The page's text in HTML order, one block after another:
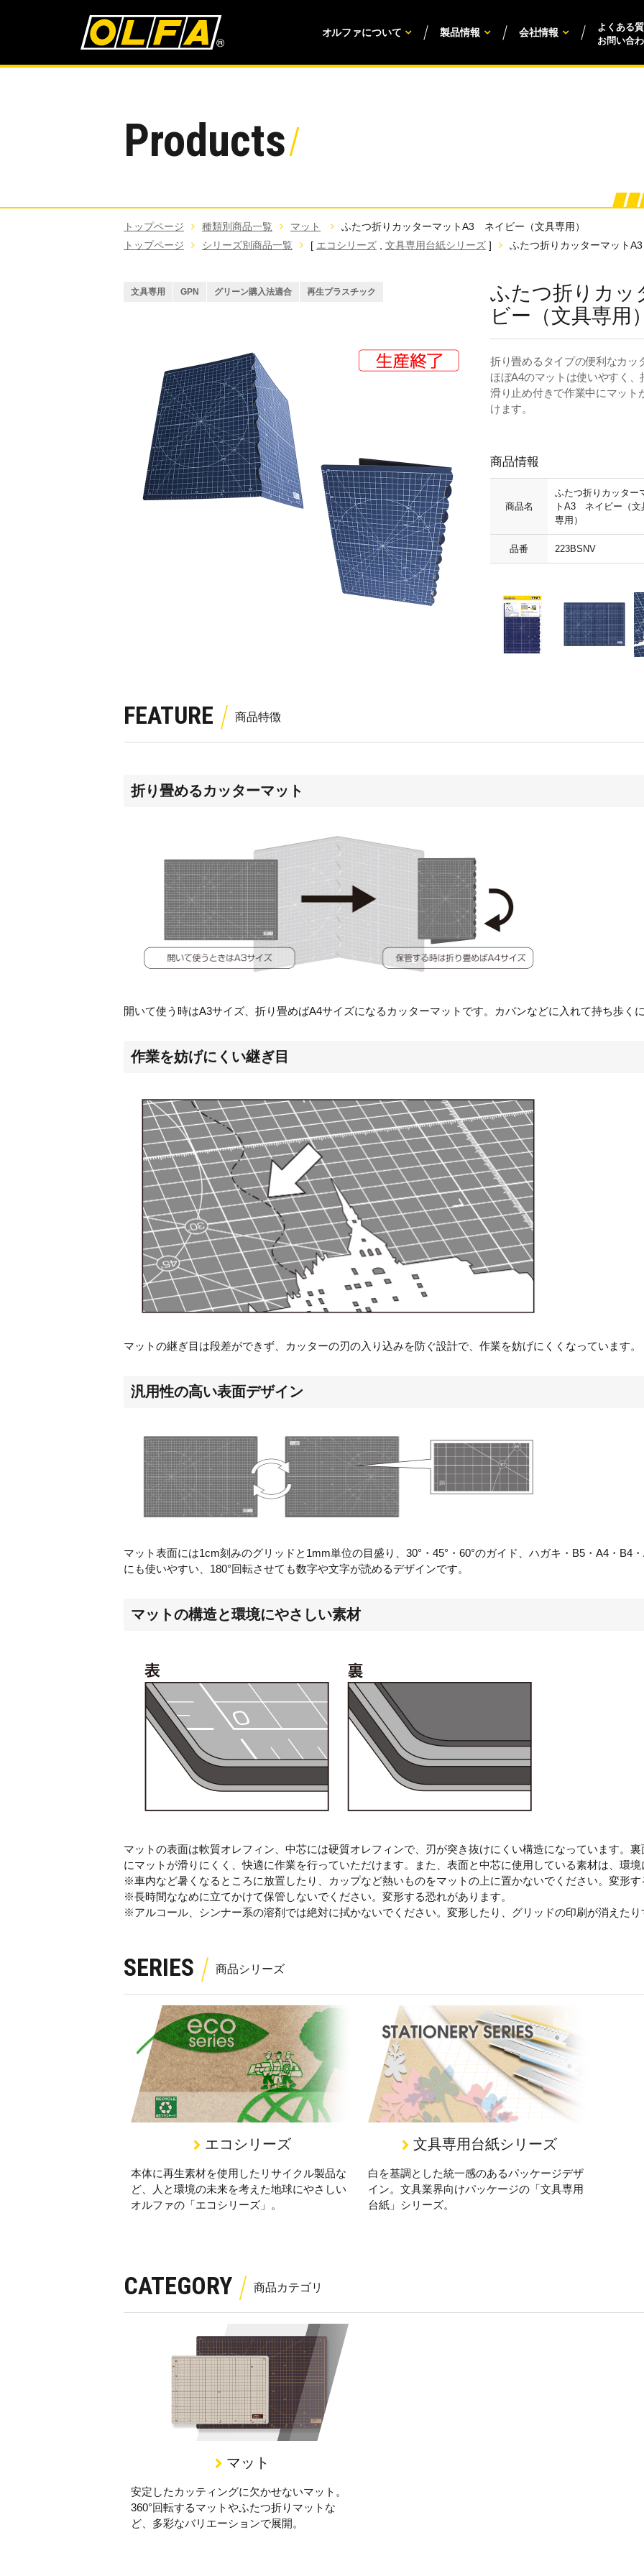
オルファについて 製品情報 会社情報
よくある
お問い合
Products
トップページ 種類別商品一覧 マット
ふたつ折りカッターマットA3 ネイビー（文具専用）
トップページ
シリーズ別商品一覧 [ エコシリーズ 文具専用台紙シリーズ ] ふたつ折りカッターマット
文具専用 GPN グリーン購入法適合 再生プラスチック
ふたつ折りカ
ビー（文具専用）
折り畳めるタイプの便利なカッ
ほぼA4のマットは使いやすく
滑り止め付きで作業中にマット
けます。
商品情報
商品名
ふたつ折りカッター
トA3 ネイビー（文
専用）
品番 223BSNV
FEATURE
折り畳めるカッターマット
開いて使う時はA3サイズ、折り畳めばA4サイズになるカッターマットです。カバンなどに入れて持ち歩くに
作業を妨げにくい継ぎ目
マットの継ぎ目は段差ができず、カッターの刃の入り込みを防ぐ設計で、作業を妨げにくくなっています。
汎用性の高い表面デザイン
マット表面には1cm刻みのグリッドと 1mm単位の目盛り、 30°・ 45°・ 60°のガイド、ハガキ・ B5 ・ A4 ・ B4 ・
にも使いやすい、 180°回転させても数字や文字が読めるデザインです。
マットの構造と環境にやさしい素材
マットの表面は軟質オレフィン、中芯には硬質オレフィンで、刃が突き抜けにくい構造になっています。
にマットが滑りにくく、快適に作業を行っていただけます。また、表面と中芯に使用している素材は、環境
※車内など暑くなるところに放置したり、カップなど熱いものをマットの上に置かないでください。変形す
※長時間ななめに立てかけて保管しないでください。変形する恐れがあります。
※アルコール、シンナー系の溶剤では絶対に拭かないでください。変形したり、グリッドの印刷が消えたり
SERIES
エコシリーズ
本体に再生素材を使用したリサイクル製品な
ど、人と環境の未来を考えた地球にやさしい
オルファの「エコシリーズ」。
文具専用台紙シリーズ
白を基調とした統一感のあるパッケージデザ
イン。文具業界向けパッケージの「文具専用
台紙」シリーズ。
CATEGORY
マット
安定したカッティングに欠かせないマット。
360°回転するマットやふたつ折りマットな
ど、多彩なバリエーションで展開。